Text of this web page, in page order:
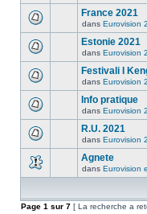
France 2021
dans Eurovision
Estonie 2021
dans Eurovision
Festivali I
dans Eurovision
Info pratique
dans Eurovision
R.U. 2021
dans Eurovision
Agnete
dans Eurovision
Page 1 sur 7 [ La recherche a